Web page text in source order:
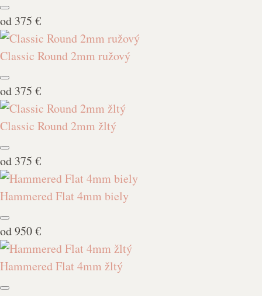
od 375 €
Classic Round 2mm ružový
od 375 €
Classic Round 2mm žltý
od 375 €
Hammered Flat 4mm biely
od950 €
Hammered Flat 4mm žltý